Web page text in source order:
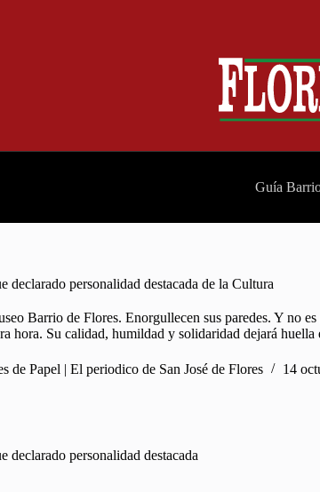
Guía
declarado personalidad destacada de la Cultura
Barrio de Flores. Enorgullecen sus paredes. Y no
hora. Su calidad, humildad y solidaridad dejará huella
de Papel | El periodico de San José de Flores 14
declarado personalidad destacada